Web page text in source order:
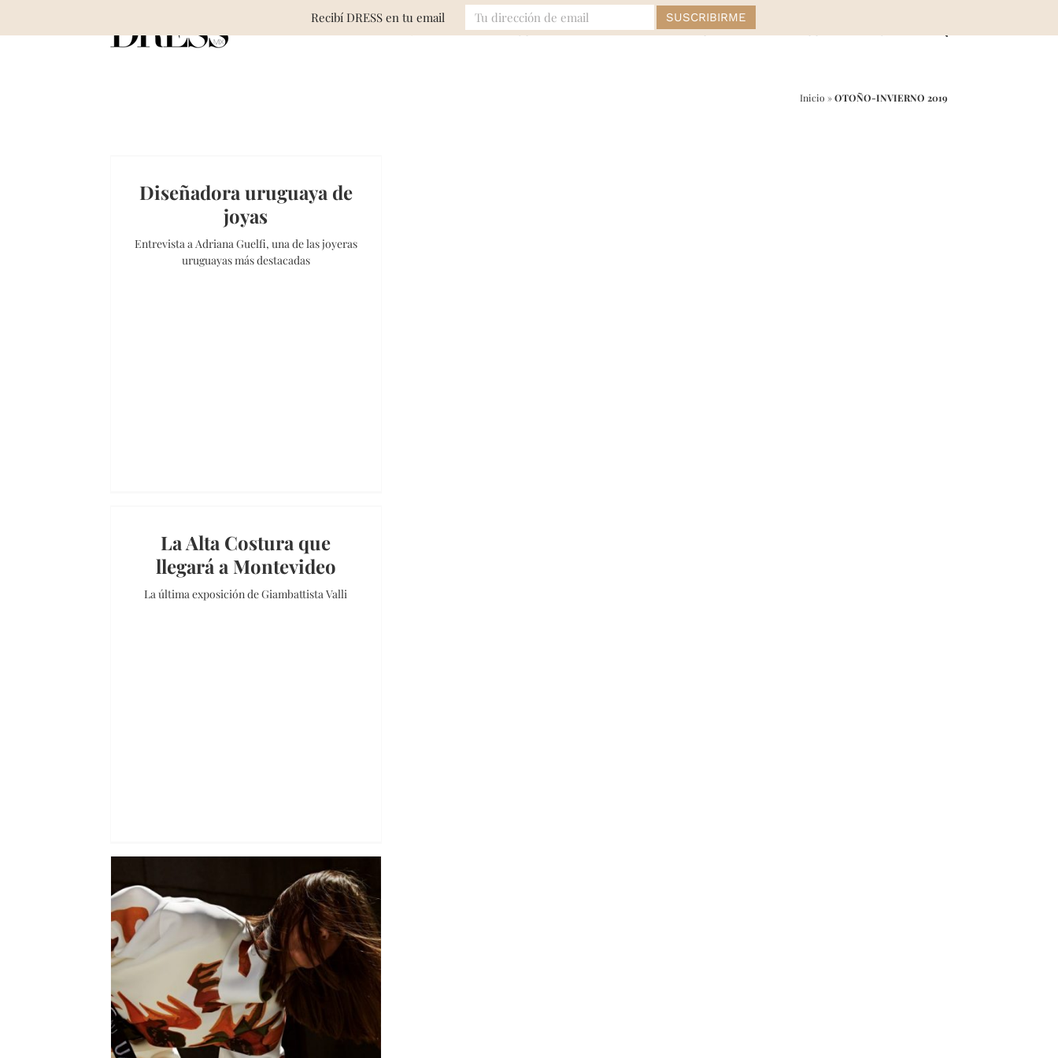
content
EVENTOS BELLEZA LIFESTYLE
Inicio »OTOÑO-INVIERNO 2019
Diseñadora uruguaya de
joyas
Entrevista a Adriana Guelfi, una de las joyeras
uruguayas más destacadas
La Alta Costura que
llegará a Montevideo
La última exposición de Giambattista Valli
Recibí DRESS en tu email